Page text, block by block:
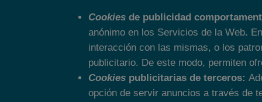
Cookies de publicidad
anónimo en los Servicios de la Web.
interacción con las mismas, o los
publicitario. De este modo, permiten
Cookies publicitarias de terceros:
opción de servir anuncios a través de